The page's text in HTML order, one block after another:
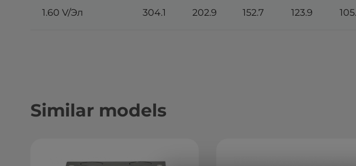
1.60 V/Эл 304.1 202.9 152.7 123.9
Similar models